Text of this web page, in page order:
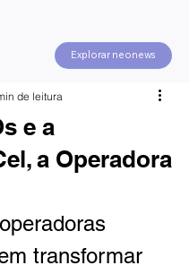
Explorar neonews
e a
a Operadora
de leitura
transformar